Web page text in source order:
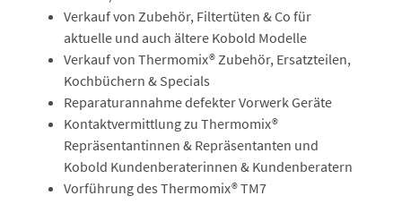
Verkauf von Zubehör, Filtertüten & Co für
aktuelle und auch ältere Kobold Modelle
Verkauf von Thermomix® Zubehör, Ersatzteilen,
Kochbüchern & Specials
Reparaturannahme defekter Vorwerk Geräte
Kontaktvermittlung zu Thermomix®
Repräsentantinnen & Repräsentanten und
Kobold Kundenberaterinnen & Kundenberatern
Vorführung des Thermomix® TM7